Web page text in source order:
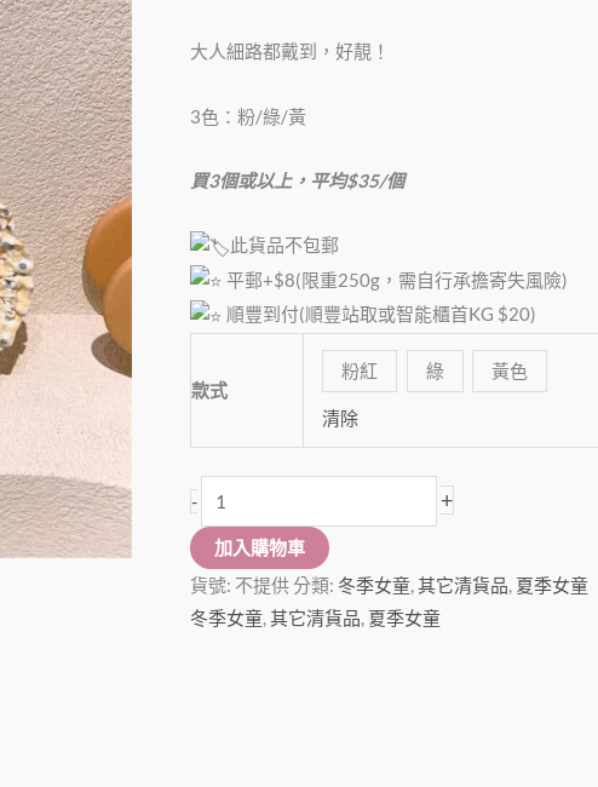
大人細路都戴到，好靚！
3色：粉/綠/黃
買3個或以上，平均$35/個
此貨品不包郵
平郵+$8(限重250g，需自行承擔寄失風險)
順豐到付(順豐站取或智能櫃首KG $20)
款式
粉紅 綠 黃色
清除
-
頭
數
+
加入購物車
貨號: 不提供分類: 冬季女童,其它清貨品, 夏季女童
冬季女童,其它清貨品, 夏季女童